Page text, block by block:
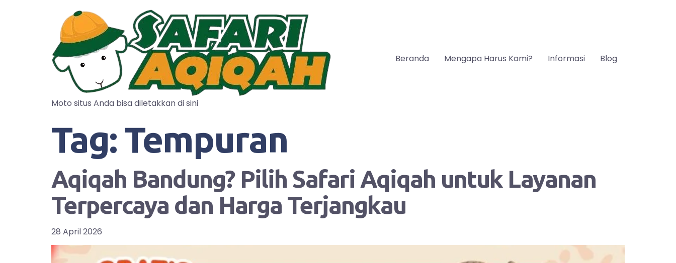
Moto situs Anda bisa diletakkan di sini
Beranda Mengapa Harus Kami? Informasi Blog
Tag:Tempuran
Aqiqah Bandung? Pilih Safari Aqiqah untuk Layanan
Terpercaya dan Harga Terjangkau
28 April 2026